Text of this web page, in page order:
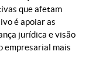
que afetam
é apoiar as
jurídica e visão
empresarial mais